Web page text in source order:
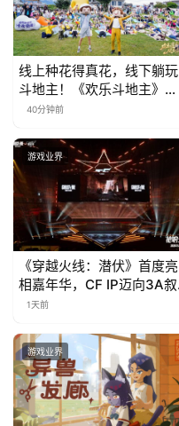
(
中
国
)线上种花得真花，线下躺玩
斗地主！《欢乐斗地主》欢
乐中国行·云南站精彩盘点
40分钟前
游戏业界
《穿越火线：潜伏》首度亮
相嘉年华，CF IP迈向3A叙
事新高度
1天前
游戏业界